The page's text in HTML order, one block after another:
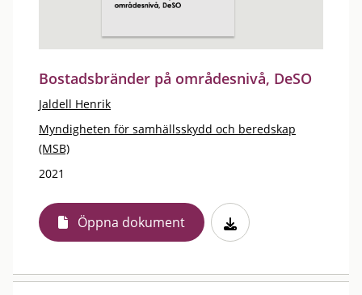
Bostadsbränder på områdesnivå, DeSO
Jaldell Henrik
Myndigheten för samhällsskydd och beredskap
(MSB)
2021
Öppna dokument